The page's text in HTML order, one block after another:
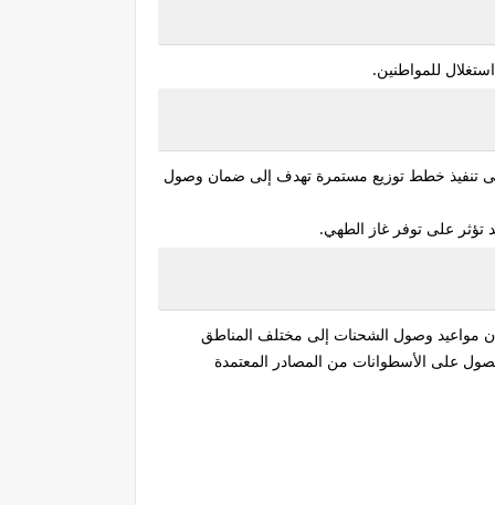
للمواطنين.
على تنفيذ خطط توزيع مستمرة تهدف إلى ضمان وصول
تؤثر على توفر غاز الطهي.
مواعيد وصول الشحنات إلى مختلف المناطق
على الأسطوانات من المصادر المعتمدة